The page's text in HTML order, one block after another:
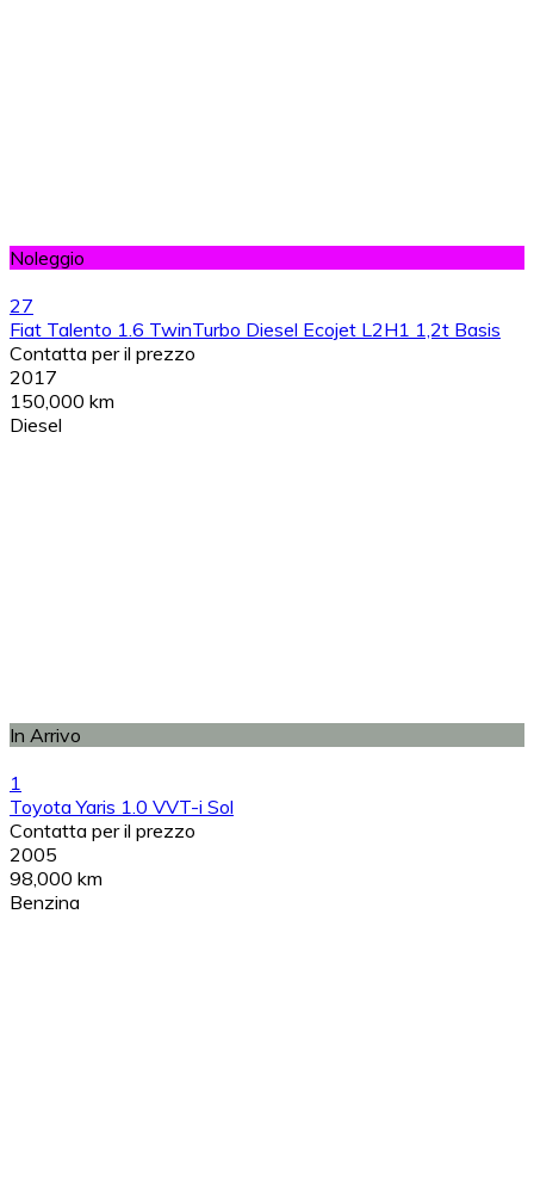
Noleggio
27
Fiat Talento 1.6 TwinTurbo Diesel Ecojet L2H1 1,2t Basis
Contatta per il prezzo
2017
150,000 km
Diesel
In Arrivo
1
Toyota Yaris 1.0 VVT-i Sol
Contatta per il prezzo
2005
98,000 km
Benzina